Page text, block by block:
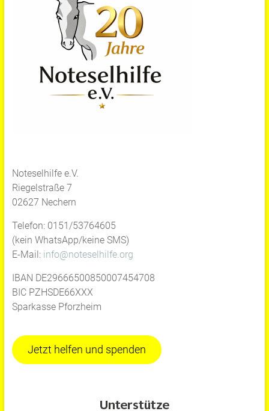
Noteselhilfe e.V.
Riegelstraße 7
02627 Nechern
Telefon: 0151/53764605
(kein WhatsApp/keine SMS)
E-Mail: info@noteselhilfe.org
IBAN DE29666500850007454708
BIC PZHSDE66XXX
Sparkasse Pforzheim
Jetzt helfen und spenden